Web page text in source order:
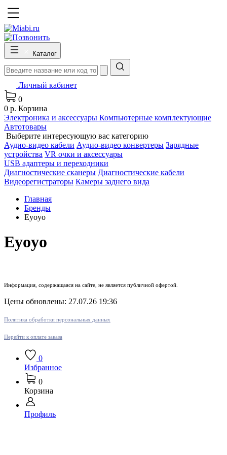
Каталог
Личный кабинет
0
0 р. Корзина
Электроника и аксессуары Компьютерные комплектующие
Автотовары
Выберите интересующую вас категорию
Аудио-видео кабели Аудио-видео конвертеры Зарядные
устройства VR очки и аксессуары
USB адаптеры и переходники
Диагностические сканеры Диагностические кабели
Видеорегистраторы Камеры заднего вида
Главная
Бренды
Eyoyo
Eyoyo
Информация, содержащаяся на сайте, не является публичной офертой.
Цены обновлены: 27.07.26 19:36
Политика обработки персональных данных
Перейти к оплате заказа
0
Избранное
0
Корзина
Профиль